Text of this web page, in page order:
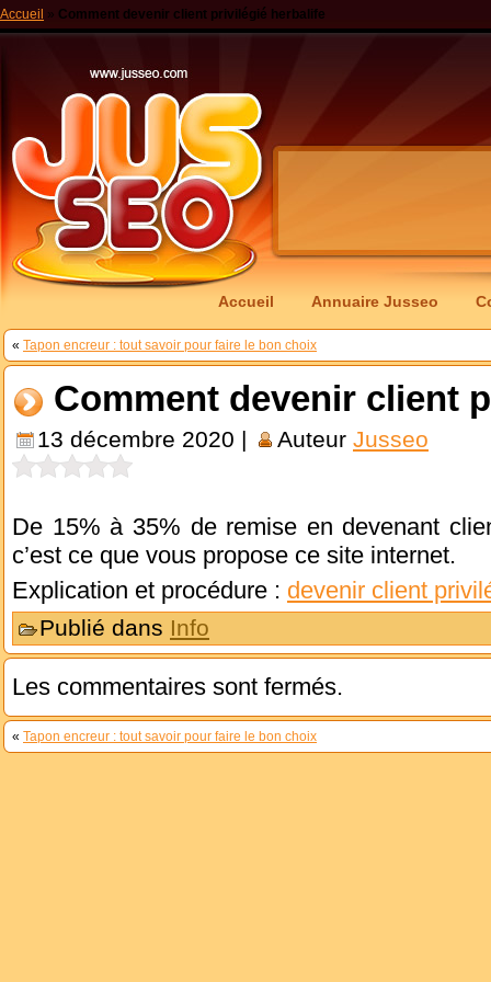
Accueil » Comment devenir client privilégié herbalife
Accueil Annuaire Jusseo
« Tapon encreur : tout savoir pour faire le bon choix
Comment devenir client
13 décembre 2020 | Auteur Jusseo
De 15% à 35% de remise en devenant
c’est ce que vous propose ce site internet.
Explication et procédure : devenir client
Publié dans Info
Les commentaires sont fermés.
« Tapon encreur : tout savoir pour faire le bon choix